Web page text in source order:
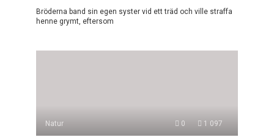
Bröderna band sin egen syster vid ett träd och ville straffa
henne grymt, eftersom
Natur 0 1 097